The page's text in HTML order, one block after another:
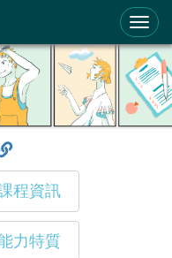
程資訊
力特質